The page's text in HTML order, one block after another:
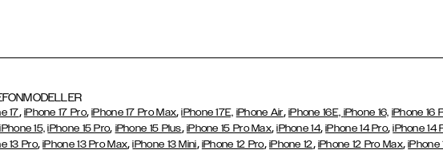
17, iPhone 17 Pro,iPhone 17 Pro Max,iPhone 17E, iPhone Air, iPhone 16E, iPhone 16, iPhone 16
iPhone 15, iPhone 15 Pro, iPhone 15 Plus, iPhone 15 Pro Max,iPhone 14,iPhone 14 Pro,iPhone 14
13 Pro,iPhone 13 Pro Max,iPhone 13 Mini, iPhone 12 Pro, iPhone 12, iPhone 12 Pro Max,iPhone